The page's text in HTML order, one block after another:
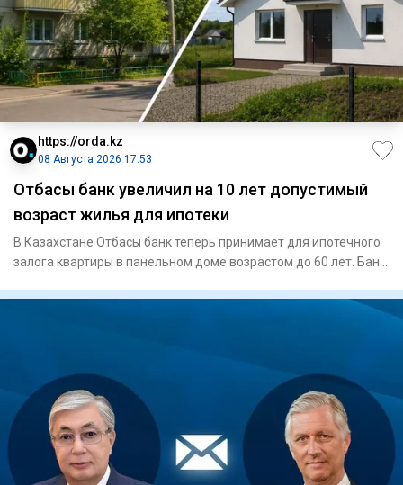
https://orda.kz
08 Августа 2026 17:53
Отбасы банк увеличил на 10 лет допустимый
возраст жилья для ипотеки
В Казахстане Отбасы банк теперь принимает для ипотечного
залога квартиры в панельном доме возрастом до 60 лет. Банк